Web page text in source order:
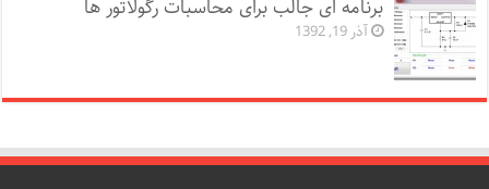
برنامه ای جالب برای محاسبات رگولاتور ها
آذر 19, 1392